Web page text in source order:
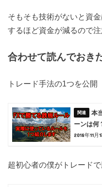
そもそも技術がないと資
するほど資金が減るので注
合わせて読んでおき
トレード手法の1つを公開
本
ーンは何
2018年11月
超初心者の僕がトレード